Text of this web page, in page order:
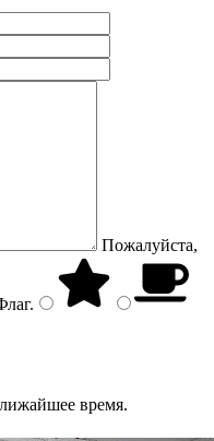
Пожалуйста,
.
время.